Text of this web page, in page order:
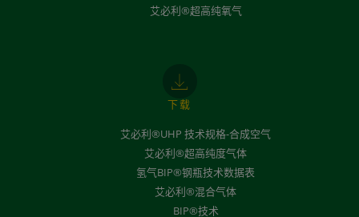
艾必利®超高纯氧气
下载
艾必利®UHP 技术规格-合成空气
艾必利®超高纯度气体
氢气BIP®钢瓶技术数据表
艾必利®混合气体
BIP®技术